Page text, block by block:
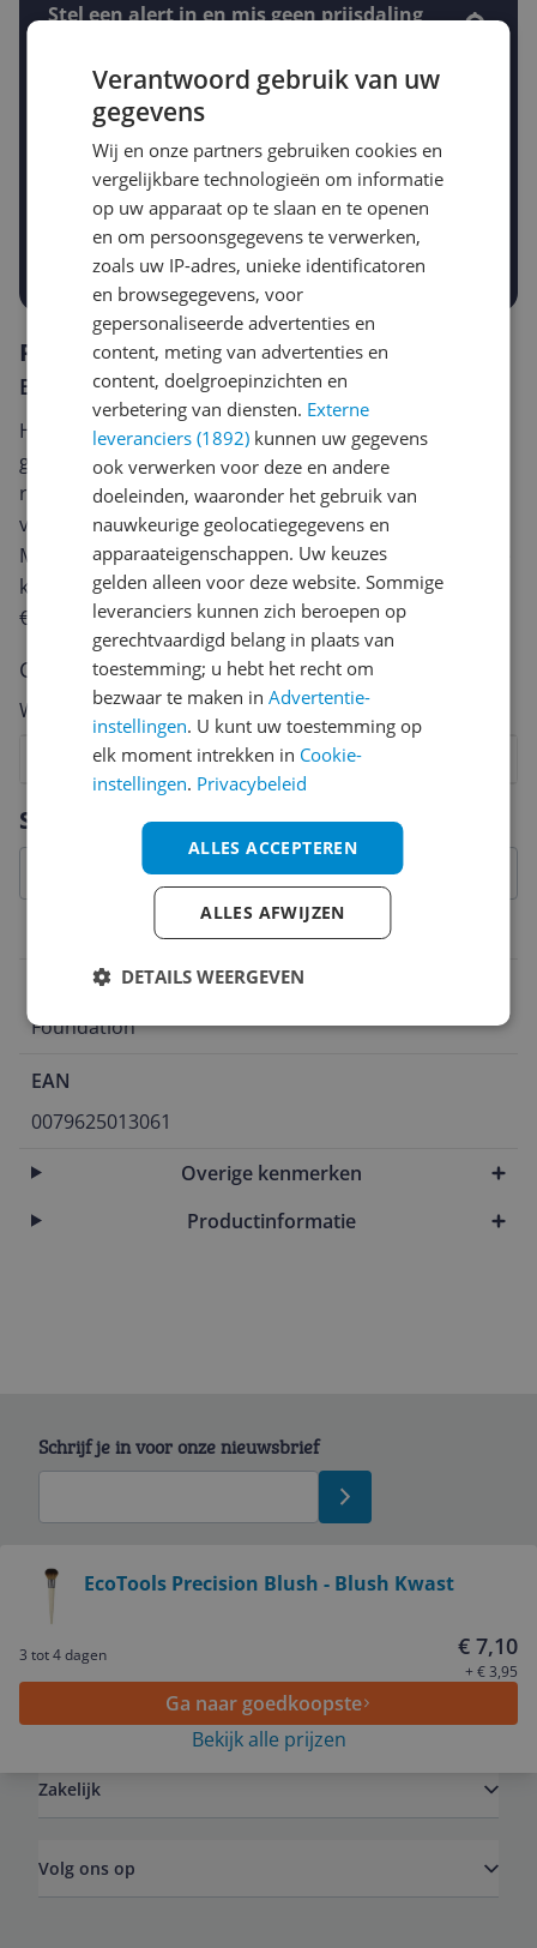
Stel een alert in en mis geen prijsdaling
Gewenste daling of bedrag
-10% -15%
Gewenste prijs
€
Prijsalert aanzetten
Specificaties
Algemeen
Foundation
EAN
0079625013061
Overige kenmerken
Productinformatie
Reviews
Er zijn nog geen reviews geschreven
Heb jij dit product in bezit en wil je graag je mening
geven? Start dan hieronder met het schrijven van je
review. Afhankelijk van de details duurt het schrijven
van een review gemiddeld tussen de 3 en 10 minuten.
Met jouw mening help je andere bezoekers een betere
keuze te maken én maak je iedere maand kans op
€250,-!
Klik hier voor de actievoorwaarden.
Cijfer
Welk cijfer geef jij dit product?
7
6
5
4
3
2
EcoTools Precision Blush - Blush Kwast
3 tot 4 dagen € 7,10
+ € 3,95
Ga naar goedkoopste
Bekijk alle prijzen
Schrijf je in voor onze nieuwsbrief
Service
Zakelijk
Volg ons op
Verantwoord gebruik van uw
gegevens
Wij en onze partners gebruiken cookies en
vergelijkbare technologieën om informatie
op uw apparaat op te slaan en te openen
en om persoonsgegevens te verwerken,
zoals uw IP-adres, unieke identificatoren
en browsegegevens, voor
gepersonaliseerde advertenties en
content, meting van advertenties en
content, doelgroepinzichten en
verbetering van diensten. Externe
leveranciers (1892) kunnen uw gegevens
ook verwerken voor deze en andere
doeleinden, waaronder het gebruik van
nauwkeurige geolocatiegegevens en
apparaateigenschappen. Uw keuzes
gelden alleen voor deze website. Sommige
leveranciers kunnen zich beroepen op
gerechtvaardigd belang in plaats van
toestemming; u hebt het recht om
bezwaar te maken inAdvertentie-
instellingen. U kunt uw toestemming op
elk moment intrekken in Cookie-
instellingen. Privacybeleid
ALLES ACCEPTEREN
ALLES AFWIJZEN
DETAILS WEERGEVEN